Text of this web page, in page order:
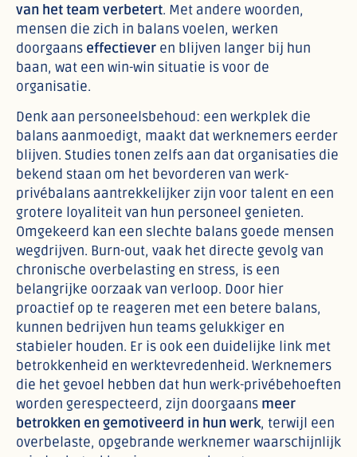
van het team verbetert. Met andere woorden,
mensen die zich in balans voelen, werken
doorgaans effectiever en blijven langer bij hun
baan, wat een win-win situatie is voor de
organisatie.
Denk aan personeelsbehoud: een werkplek die
balans aanmoedigt, maakt dat werknemers eerder
blijven. Studies tonen zelfs aan dat organisaties die
bekend staan om het bevorderen van werk-
privébalans aantrekkelijker zijn voor talent en een
grotere loyaliteit van hun personeel genieten.
Omgekeerd kan een slechte balans goede mensen
wegdrijven. Burn-out, vaak het directe gevolg van
chronische overbelasting en stress, is een
belangrijke oorzaak van verloop. Door hier
proactief op te reageren met een betere balans,
kunnen bedrijven hun teams gelukkiger en
stabieler houden. Er is ook een duidelijke link met
betrokkenheid en werktevredenheid. Werknemers
die het gevoel hebben dat hun werk-privébehoeften
worden gerespecteerd, zijn doorgaans meer
betrokken en gemotiveerd in hun werk, terwijl een
overbelaste, opgebrande werknemer waarschijnlijk